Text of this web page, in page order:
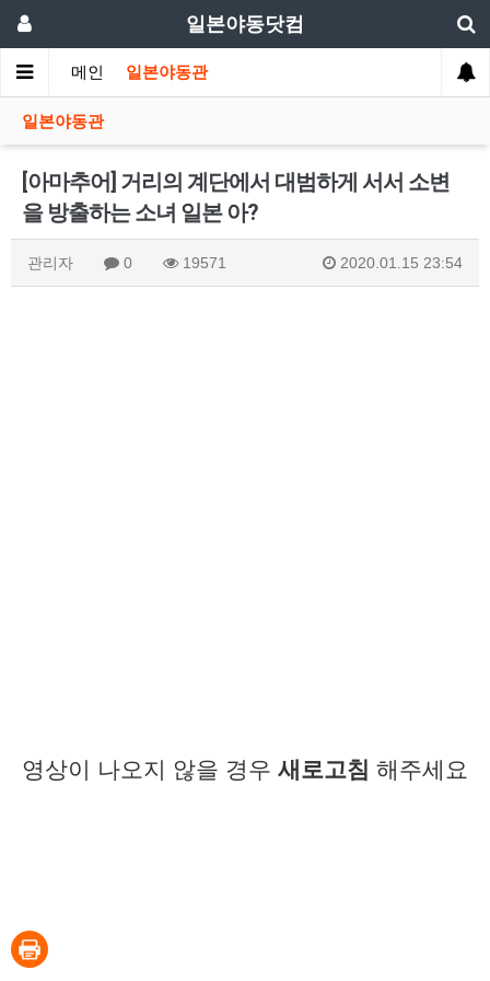
일본야동닷컴
메인 일본야동관
일본야동관
[아마추어] 거리의 계단에서 대범하게 서서 소변
을 방출하는 소녀 일본 아?
관리자 0 19571 2020.01.15 23:54
영상이 나오지 않을 경우 새로고침 해주세요